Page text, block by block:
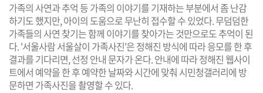
가족의 사연과 추억 등 가족의 이야기를 기재하는 부분에서 좀 난감
하기도 했지만, 아이의 도움으로 무난히 접수할 수 있었다. 무덤덤한
가족들의 사연 찾기는 함께 이야기를 찾아가는 것만으로도 추억이 된
다. '서울사람 서울살이 가족사진'은 정해진 방식에 따라 응모를 한 후
결과를 기다리면, 선정 안내 문자가 온다. 안내에 따라 정해진 웹사이
트에서 예약을 한 후 예약한 날짜와 시간에 맞춰 시민청갤러리에 방
문하면 가족사진을 촬영할 수 있다.